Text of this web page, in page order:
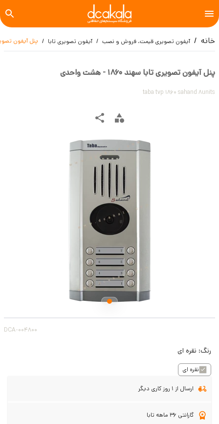
خانه آیفون تصویری قیمت، فروش و نصب آیفون تصویری تابا پنل آیفون تصویری تابا
پنل آیفون تصویری تابا سهند 1860 - هشت واحدی
taba tvp 1860 sahand 8units
DCA-004800
رنگ: نقره ای
نقره ای
ارسال از 1 روز کاری دیگر
گارانتی 36 ماهه تابا